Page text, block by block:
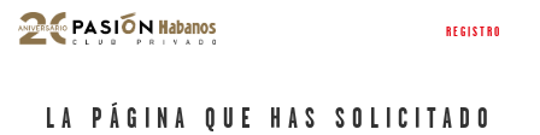
REGISTRO
LA PÁGINA QUE HAS SOLICITADO